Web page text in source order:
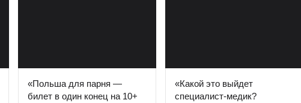
«Польша для парня —
билет в один конец на 10+
«Какой это выйдет
специалист-медик?